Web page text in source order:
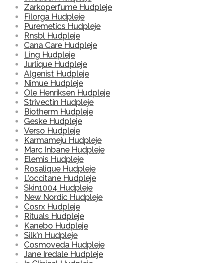
Zarkoperfume Hudpleje
Filorga Hudpleje
Puremetics Hudpleje
Rnsbl Hudpleje
Cana Care Hudpleje
Ling Hudpleje
Jurlique Hudpleje
Algenist Hudpleje
Nimue Hudpleje
Ole Henriksen Hudpleje
Strivectin Hudpleje
Biotherm Hudpleje
Geske Hudpleje
Verso Hudpleje
Karmameju Hudpleje
Marc Inbane Hudpleje
Elemis Hudpleje
Rosalique Hudpleje
L'occitane Hudpleje
Skin1004 Hudpleje
New Nordic Hudpleje
Cosrx Hudpleje
Rituals Hudpleje
Kanebo Hudpleje
Silk'n Hudpleje
Cosmoveda Hudpleje
Jane Iredale Hudpleje